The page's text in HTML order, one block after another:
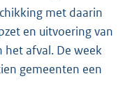
met daarin
en uitvoering van
het afval. De week
gemeenten een